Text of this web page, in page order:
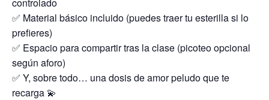
✅ Material básico incluido (puedes traer tu esterilla si lo
prefieres)
✅ Espacio para compartir tras la clase (picoteo opcional
según aforo)
✅ Y, sobre todo… una dosis de amor peludo que te
recarga 💫